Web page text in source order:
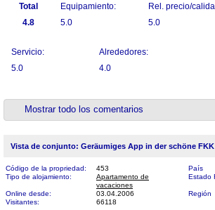
Total
4.8
Equipamiento:
5.0
Rel. precio/
5.0
Servicio:
5.0
Alrededores:
4.0
Mostrar todo los comentarios
Vista de conjunto: Geräumiges App in der schöne FKK
Código de la propriedad: 453 País
Tipo de alojamiento:
Apartamento de
vacaciones
Estado
Online desde: 03.04.2006 Región
Visitantes:
66118